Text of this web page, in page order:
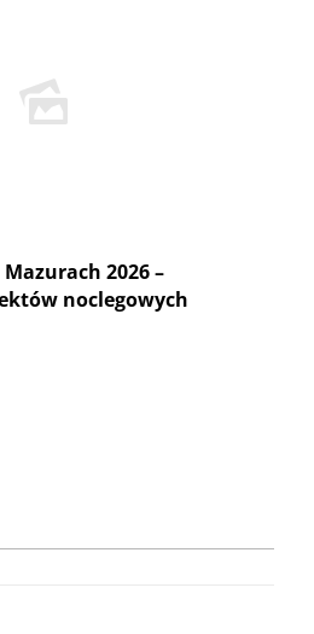
2026 –
noclegowych